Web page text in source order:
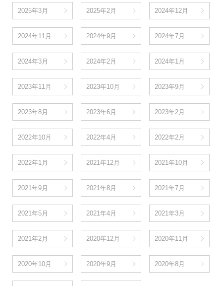
2025年3月 2025年2月 2024年12月
2024年11月 2024年9月 2024年7月
2024年3月 2024年2月 2024年1月
2023年11月 2023年10月 2023年9月
2023年8月 2023年6月 2023年2月
2022年10月 2022年4月 2022年2月
2022年1月 2021年12月 2021年10月
2021年9月 2021年8月 2021年7月
2021年5月 2021年4月 2021年3月
2021年2月 2020年12月 2020年11月
2020年10月 2020年9月 2020年8月